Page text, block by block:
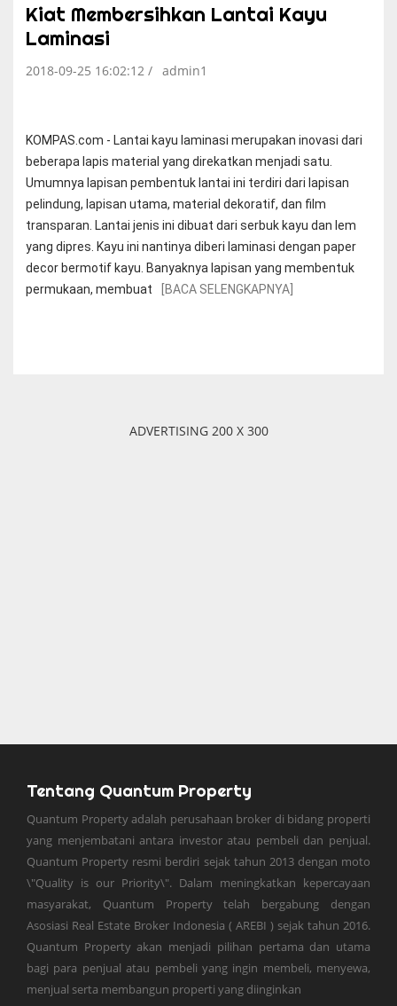
Kiat Membersihkan Lantai Kayu
Laminasi
2018-09-25 16:02:12 / admin1
KOMPAS.com - Lantai kayu laminasi merupakan inovasi dari
beberapa lapis material yang direkatkan menjadi satu.
Umumnya lapisan pembentuk lantai ini terdiri dari lapisan
pelindung, lapisan utama, material dekoratif, dan film
transparan. Lantai jenis ini dibuat dari serbuk kayu dan lem
yang dipres. Kayu ini nantinya diberi laminasi dengan paper
decor bermotif kayu. Banyaknya lapisan yang membentuk
permukaan, membuat
[BACA SELENGKAPNYA]
ADVERTISING 200 X 300
Tentang Quantum Property
Quantum Property adalah perusahaan broker di bidang properti
yang menjembatani antara investor atau pembeli dan penjual.
Quantum Property resmi berdiri sejak tahun 2013 dengan moto
\"Quality is our Priority\". Dalam meningkatkan kepercayaan
masyarakat, Quantum Property telah bergabung dengan
Asosiasi Real Estate Broker Indonesia ( AREBI ) sejak tahun 2016.
Quantum Property akan menjadi pilihan pertama dan utama
bagi para penjual atau pembeli yang ingin membeli, menyewa,
menjual serta membangun properti yang diinginkan